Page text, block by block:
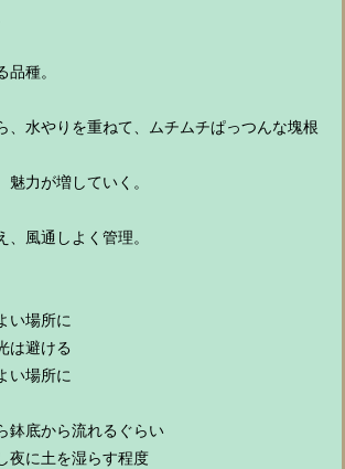
品種。
、水やりを重ねて、ムチムチぱっつんな塊根
力が増していく。
、風通しよく管理。
い場所に
避ける
場所に
底から流れるぐらい
に土を湿らす程度